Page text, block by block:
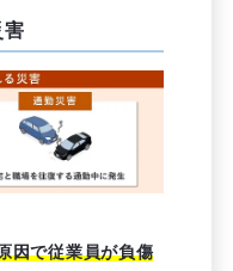
害
因で従業員が負傷